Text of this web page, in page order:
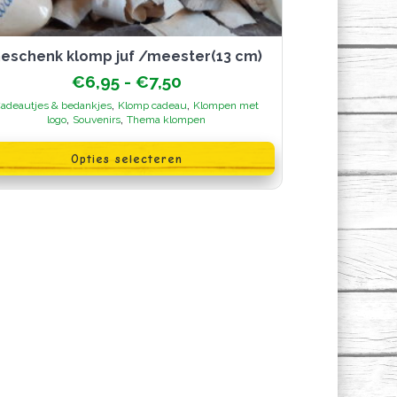
Geschenk klomp juf /meester(13 cm)
€6,95 - €7,50Prijsklasse:
€6,95
tot
€7,50
& bedankjes, Klomp cadeau, Klompen met
logo, Souvenirs,Thema klompen
Opties selecteren